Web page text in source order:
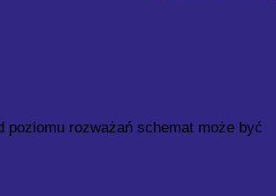
poziomu rozważań schemat może być